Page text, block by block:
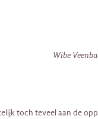
Wibe
toch teveel aan de